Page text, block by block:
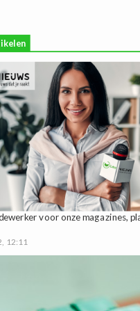
voor onze magazines,
12:11